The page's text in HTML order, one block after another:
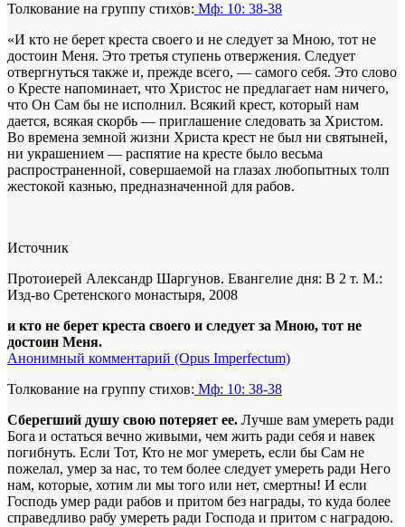
Толкование на группу стихов: Мф: 10: 38-38
«И кто не берет креста своего и не следует за Мною, тот не
достоин Меня. Это третья ступень отвержения. Следует
отвергнуться также и, прежде всего, — самого себя. Это слово
о Кресте напоминает, что Христос не предлагает нам ничего,
что Он Сам бы не исполнил. Всякий крест, который нам
дается, всякая скорбь — приглашение следовать за Христом.
Во времена земной жизни Христа крест не был ни святыней,
ни украшением — распятие на кресте было весьма
распространенной, совершаемой на глазах любопытных толп
жестокой казнью, предназначенной для рабов.
Источник
Протоиерей Александр Шаргунов. Евангелие дня: В 2 т. М.:
Изд-во Сретенского монастыря, 2008
и кто не берет креста своего и следует за Мною, тот не
достоин Меня.
Анонимный комментарий (Opus Imperfectum)
Толкование на группу стихов: Мф: 10: 38-38
Сберегший душу свою потеряет ее. Лучше вам умереть ради
Бога и остаться вечно живыми, чем жить ради себя и навек
погибнуть. Если Тот, Кто не мог умереть, если бы Сам не
пожелал, умер за нас, то тем более следует умереть ради Него
нам, которые, хотим ли мы того или нет, смертны! И если
Господь умер ради рабов и притом без награды, то куда более
справедливо рабу умереть ради Господа и притом с наградою.